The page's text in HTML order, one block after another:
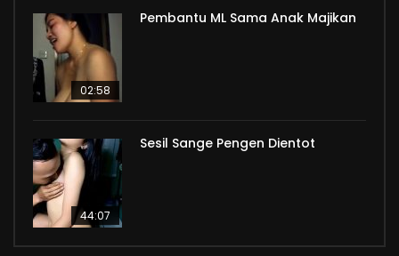
02:58
Pembantu ML Sama Anak Majikan
44:07
Sesil Sange Pengen Dientot